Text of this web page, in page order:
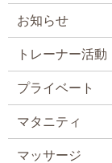
お知らせ
トレーナー活動
プライベート
マタニティ
マッサージ